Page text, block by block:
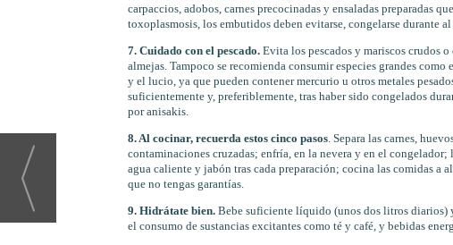
carpaccios, adobos, carnes precocinadas y ensaladas preparadas
toxoplasmosis, los embutidos deben evitarse, congelarse durante
7. Cuidado con el pescado. Evita los pescados y mariscos crudos
almejas. Tampoco se recomienda consumir especies grandes
y el lucio, ya que pueden contener mercurio u otros metales
suficientemente y, preferiblemente, tras haber sido congelados
por anisakis.
8. Al cocinar, recuerda estos cinco pasos. Separa las carnes,
contaminaciones cruzadas; enfría, en la nevera y en el
agua caliente y jabón tras cada preparación; cocina las comidas a
que no tengas garantías.
9. Hidrátate bien.Bebe suficiente líquido (unos dos litros diarios)
el consumo de sustancias excitantes como té y café, y bebidas